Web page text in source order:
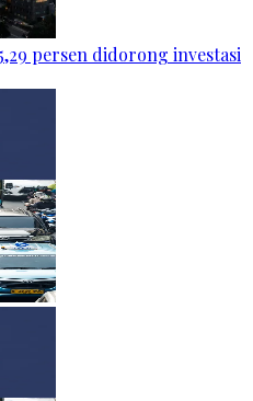
persen didorong investasi